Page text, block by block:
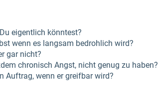
eigentlich könntest?
wenn es langsam bedrohlich wird?
gar nicht?
chronisch Angst, nicht genug zu haben?
Auftrag, wenn er greifbar wird?